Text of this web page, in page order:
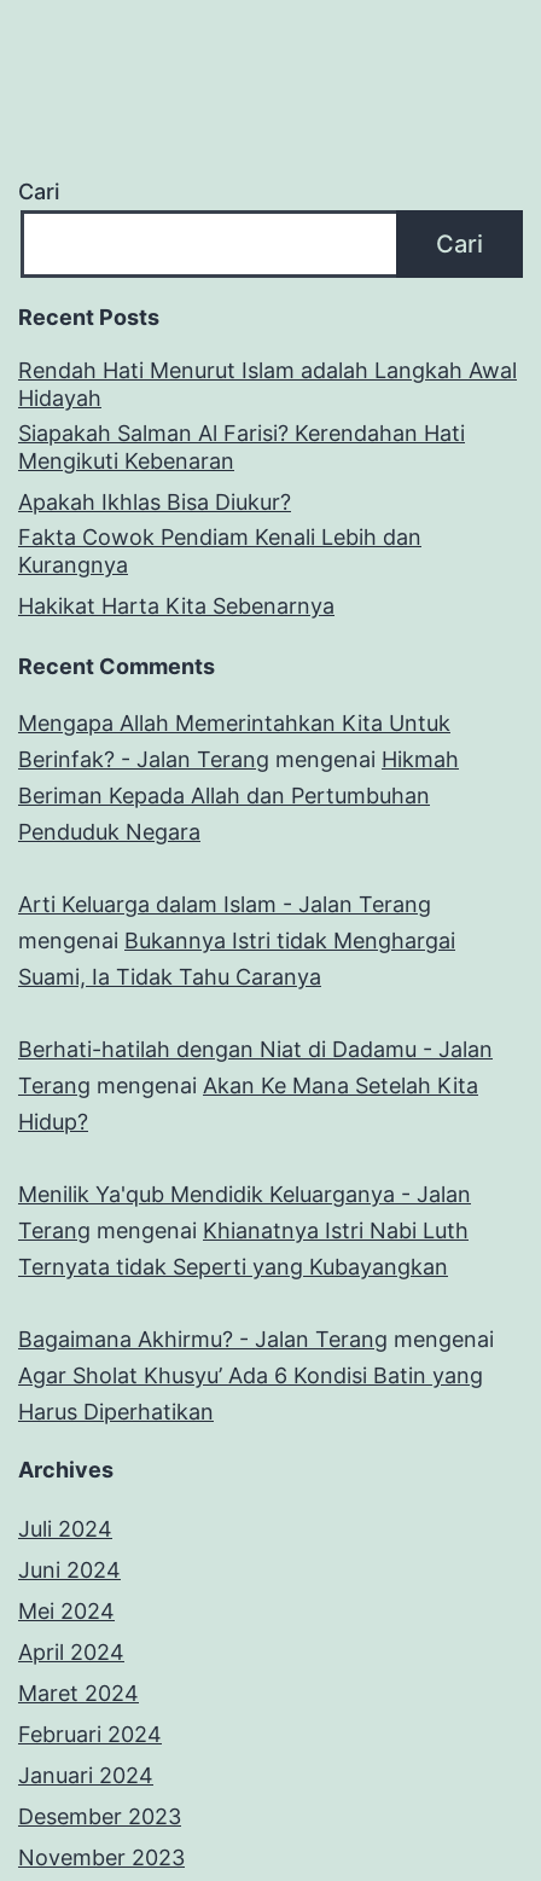
Cari
Cari
Recent Posts
Rendah Hati Menurut Islam adalah Langkah Awal
Hidayah
Siapakah Salman Al Farisi? Kerendahan Hati
Mengikuti Kebenaran
Apakah Ikhlas Bisa Diukur?
Fakta Cowok Pendiam Kenali Lebih dan
Kurangnya
Hakikat Harta Kita Sebenarnya
Recent Comments
Mengapa Allah Memerintahkan Kita Untuk
Berinfak? - Jalan Terang mengenai Hikmah
Beriman Kepada Allah dan Pertumbuhan
Penduduk Negara
Arti Keluarga dalam Islam - Jalan Terang
mengenai Bukannya Istri tidak Menghargai
Suami, Ia Tidak Tahu Caranya
Berhati-hatilah dengan Niat di Dadamu - Jalan
Terang mengenai Akan Ke Mana Setelah Kita
Hidup?
Menilik Ya'qub Mendidik Keluarganya - Jalan
Terang mengenai Khianatnya Istri Nabi Luth
Ternyata tidak Seperti yang Kubayangkan
Bagaimana Akhirmu? - Jalan Terang mengenai
Agar Sholat Khusyu’ Ada 6 Kondisi Batin yang
Harus Diperhatikan
Archives
Juli 2024
Juni 2024
Mei 2024
April 2024
Maret 2024
Februari 2024
Januari 2024
Desember 2023
November 2023